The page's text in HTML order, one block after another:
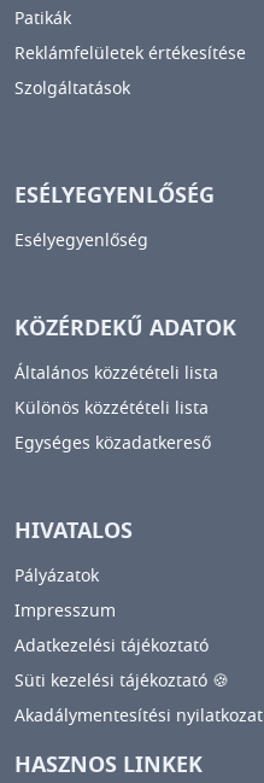
Patikák
Reklámfelületek értékesítése
Szolgáltatások
ESÉLYEGYENLŐSÉG
Esélyegyenlőség
KÖZÉRDEKŰ ADATOK
Általános közzétételi lista
Különös közzétételi lista
Egységes közadatkereső
HIVATALOS
Pályázatok
Impresszum
Adatkezelési tájékoztató
Süti kezelési tájékoztató 🍪
Akadálymentesítési nyilatkozat
HASZNOS LINKEK